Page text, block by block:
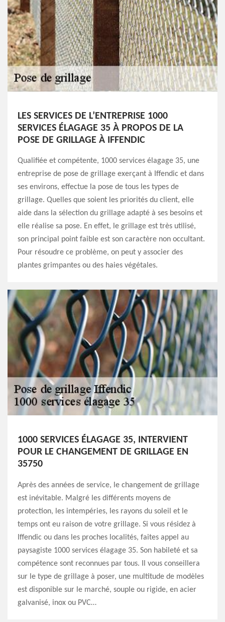
LES SERVICES DE L’ENTREPRISE 1000
SERVICES ÉLAGAGE 35 À PROPOS DE LA
POSE DE GRILLAGE À IFFENDIC
Qualifiée et compétente, 1000 services élagage 35, une
entreprise de pose de grillage exerçant à Iffendic et dans
ses environs, effectue la pose de tous les types de
grillage. Quelles que soient les priorités du client, elle
aide dans la sélection du grillage adapté à ses besoins et
elle réalise sa pose. En effet, le grillage est très utilisé,
son principal point faible est son caractère non occultant.
Pour résoudre ce problème, on peut y associer des
plantes grimpantes ou des haies végétales.
1000 SERVICES ÉLAGAGE 35, INTERVIENT
POUR LE CHANGEMENT DE GRILLAGE EN
35750
Après des années de service, le changement de grillage
est inévitable. Malgré les différents moyens de
protection, les intempéries, les rayons du soleil et le
temps ont eu raison de votre grillage. Si vous résidez à
Iffendic ou dans les proches localités, faites appel au
paysagiste 1000 services élagage 35. Son habileté et sa
compétence sont reconnues par tous. Il vous conseillera
sur le type de grillage à poser, une multitude de modèles
est disponible sur le marché, souple ou rigide, en acier
galvanisé, inox ou PVC…